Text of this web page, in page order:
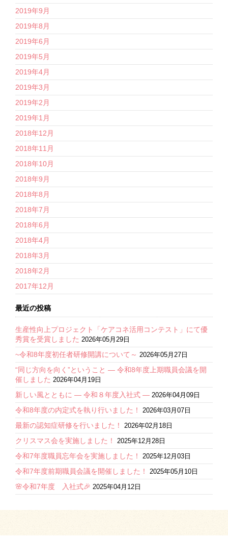
2019年9月
2019年8月
2019年6月
2019年5月
2019年4月
2019年3月
2019年2月
2019年1月
2018年12月
2018年11月
2018年10月
2018年9月
2018年8月
2018年7月
2018年6月
2018年4月
2018年3月
2018年2月
2017年12月
最近の投稿
生産性向上プロジェクト「ケアコネ活用コンテスト」にて優
秀賞を受賞しました 2026年05月29日
~令和8年度初任者研修開講について～ 2026年05月27日
“同じ方向を向く”ということ ― 令和8年度上期職員会議を開
催しました 2026年04月19日
新しい風とともに ― 令和８年度入社式 ― 2026年04月09日
令和8年度の内定式を執り行いました！ 2026年03月07日
最新の認知症研修を行いました！ 2026年02月18日
クリスマス会を実施しました！ 2025年12月28日
令和7年度職員忘年会を実施しました！ 2025年12月03日
令和7年度前期職員会議を開催しました！ 2025年05月10日
🌸令和7年度 入社式🎉 2025年04月12日